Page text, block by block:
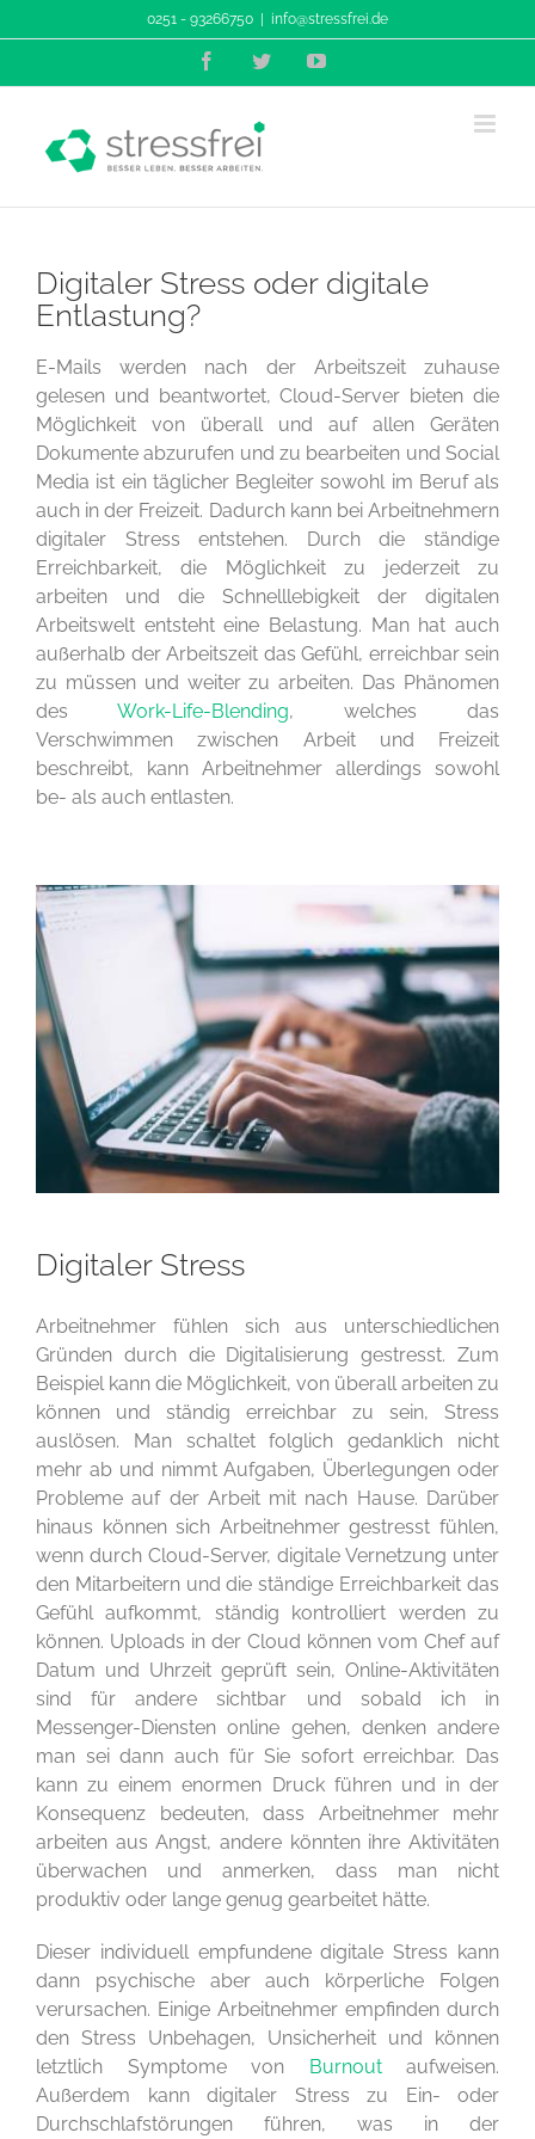
Inhalt
0251 - 93266750 info@stressfrei.de
FacebookTwitterYouTube
Digitaler Stress oder digitale
Entlastung?
E-Mails werden nach der Arbeitszeit zuhause
gelesen und beantwortet, Cloud-Server bieten die
Möglichkeit von überall und auf allen Geräten
Dokumente abzurufen und zu bearbeiten und Social
Media ist ein täglicher Begleiter sowohl im Beruf als
auch in der Freizeit. Dadurch kann bei Arbeitnehmern
digitaler Stress entstehen. Durch die ständige
Erreichbarkeit, die Möglichkeit zu jederzeit zu
arbeiten und die Schnelllebigkeit der digitalen
Arbeitswelt entsteht eine Belastung. Man hat auch
außerhalb der Arbeitszeit das Gefühl, erreichbar sein
zu müssen und weiter zu arbeiten. Das Phänomen
des Work-Life-Blending, welches das
Verschwimmen zwischen Arbeit und Freizeit
beschreibt, kann Arbeitnehmer allerdings sowohl
be- als auch entlasten.
Digitaler Stress
Arbeitnehmer fühlen sich aus unterschiedlichen
Gründen durch die Digitalisierung gestresst. Zum
Beispiel kann die Möglichkeit, von überall arbeiten zu
können und ständig erreichbar zu sein, Stress
auslösen. Man schaltet folglich gedanklich nicht
mehr ab und nimmt Aufgaben, Überlegungen oder
Probleme auf der Arbeit mit nach Hause. Darüber
hinaus können sich Arbeitnehmer gestresst fühlen,
wenn durch Cloud-Server, digitale Vernetzung unter
den Mitarbeitern und die ständige Erreichbarkeit das
Gefühl aufkommt, ständig kontrolliert werden zu
können. Uploads in der Cloud können vom Chef auf
Datum und Uhrzeit geprüft sein, Online-Aktivitäten
sind für andere sichtbar und sobald ich in
Messenger-Diensten online gehen, denken andere
man sei dann auch für Sie sofort erreichbar. Das
kann zu einem enormen Druck führen und in der
Konsequenz bedeuten, dass Arbeitnehmer mehr
arbeiten aus Angst, andere könnten ihre Aktivitäten
überwachen und anmerken, dass man nicht
produktiv oder lange genug gearbeitet hätte.
Dieser individuell empfundene digitale Stress kann
dann psychische aber auch körperliche Folgen
verursachen. Einige Arbeitnehmer empfinden durch
den Stress Unbehagen, Unsicherheit und können
letztlich Symptome von Burnoutaufweisen.
Außerdem kann digitaler Stress zu Ein- oder
Durchschlafstörungen führen, was in der